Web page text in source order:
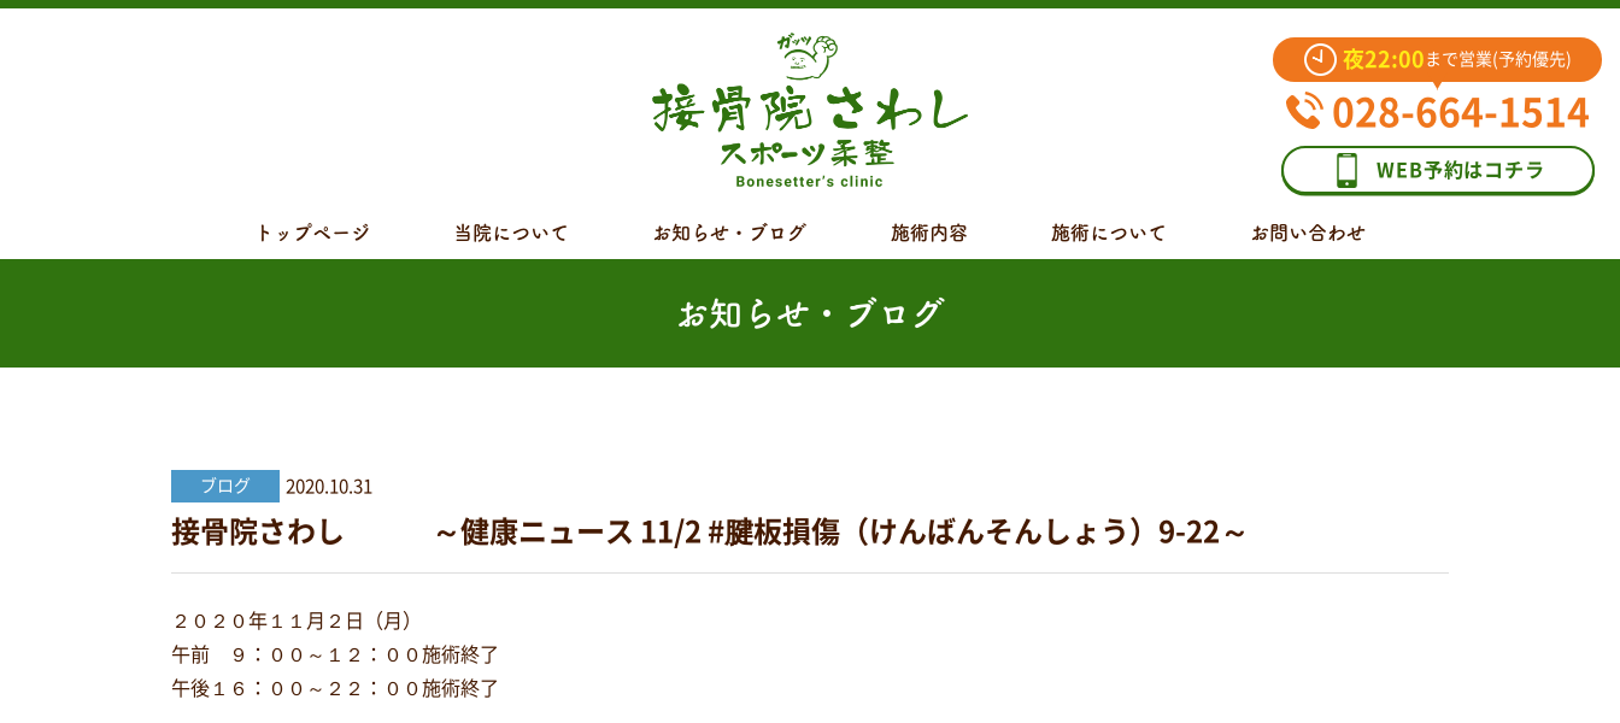
夜22:00 まで営業(予約優先)
028-664-1514
WEB予約はコチラ
トップページ 当院について お知らせ・ブログ 施術内容 施術について お問い合わせ
お知らせ・ブログ
ブログ 2020.10.31
接骨院さわし ～健康ニュース 11/2 #腱板損傷（けんばんそんしょう）9-22～
２０２０年１１月２日（月）
午前 ９：００～１２：００施術終了
午後１６：００～２２：００施術終了